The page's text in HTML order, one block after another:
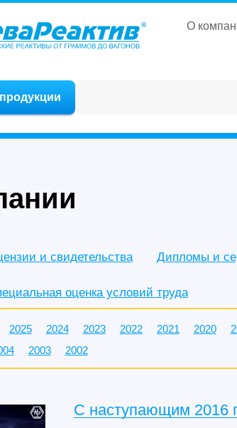
о
и свидетельства Дипломы и
оценка условий труда
2025 2024 2023 2022 2021 2020
2003 2002
С наступающим 2016